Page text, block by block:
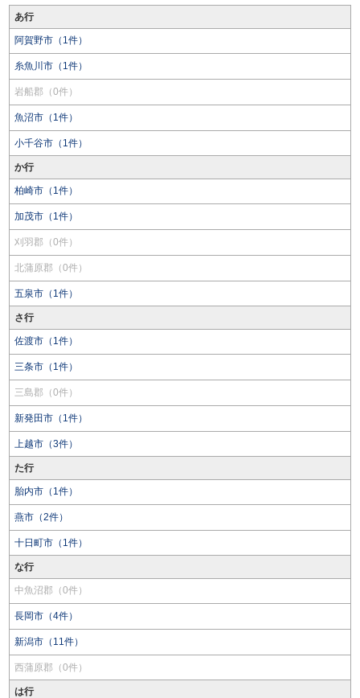
あ行
阿賀野市（1件）
糸魚川市（1件）
岩船郡（0件）
魚沼市（1件）
小千谷市（1件）
か行
柏崎市（1件）
加茂市（1件）
刈羽郡（0件）
北蒲原郡（0件）
五泉市（1件）
さ行
佐渡市（1件）
三条市（1件）
三島郡（0件）
新発田市（1件）
上越市（3件）
た行
胎内市（1件）
燕市（2件）
十日町市（1件）
な行
中魚沼郡（0件）
長岡市（4件）
新潟市（11件）
西蒲原郡（0件）
は行